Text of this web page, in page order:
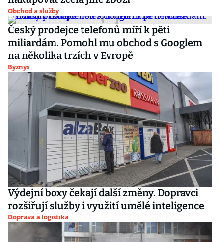
Obchod a služby
Český prodejce telefonů míří k pěti
miliardám. Pomohl mu obchod s Googlem
na několika trzích v Evropě
Byznys
Výdejní boxy čekají další změny. Dopravci
rozšiřují služby i využití umělé inteligence
Doprava a logistika